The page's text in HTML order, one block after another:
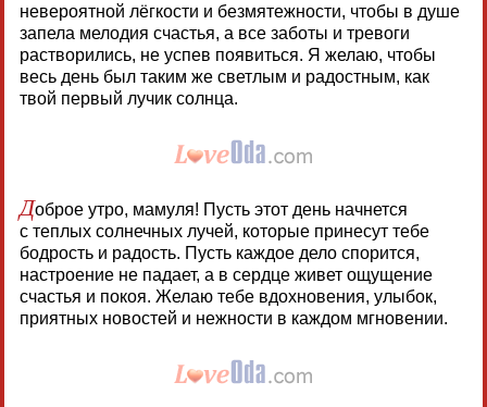
невероятной лёгкости и безмятежности, чтобы в душе
запела мелодия счастья, а все заботы и тревоги
растворились, не успев появиться. Я желаю, чтобы
весь день был таким же светлым и радостным, как
твой первый лучик солнца.
Доброе утро, мамуля! Пусть этот день начнется
с теплых солнечных лучей, которые принесут тебе
бодрость и радость. Пусть каждое дело спорится,
настроение не падает, а в сердце живет ощущение
счастья и покоя. Желаю тебе вдохновения, улыбок,
приятных новостей и нежности в каждом мгновении.